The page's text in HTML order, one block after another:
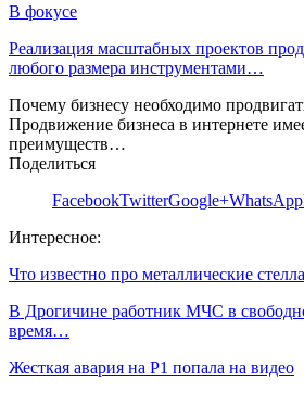
В фокусе
Реализация масштабных проектов
любого размера инструментами…
Почему бизнесу необходимо
Продвижение бизнеса в интернете
преимуществ…
Поделиться
FacebookTwitterGoogle+WhatsApp
Интересное:
Что известно про металлические
В Дрогичине работник МЧС в
время…
Жесткая авария на Р1 попала на видео